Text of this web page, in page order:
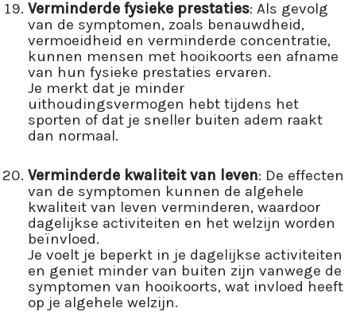
Verminderde fysieke prestaties: Als gevolg
van de symptomen, zoals benauwdheid,
vermoeidheid en verminderde concentratie,
kunnen mensen met hooikoorts een afname
van hun fysieke prestaties ervaren.
Je merkt dat je minder
uithoudingsvermogen hebt tijdens het
sporten of dat je sneller buiten adem raakt
dan normaal.
Verminderde kwaliteit van leven: De effecten
van de symptomen kunnen de algehele
kwaliteit van leven verminderen, waardoor
dagelijkse activiteiten en het welzijn worden
beïnvloed.
Je voelt je beperkt in je dagelijkse activiteiten
en geniet minder van buiten zijn vanwege de
symptomen van hooikoorts, wat invloed heeft
op je algehele welzijn.